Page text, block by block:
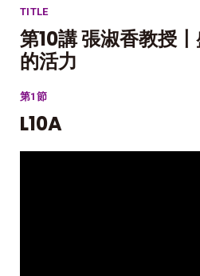
TITLE
第10講 張淑香教授
的活力
第1節
L10A